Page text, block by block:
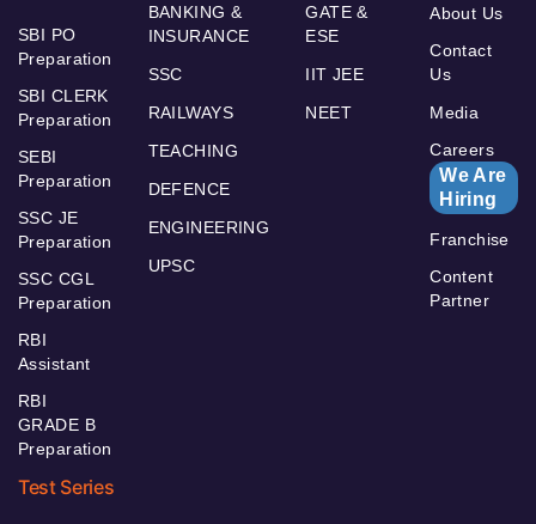
SBI PO
Preparation
SBI CLERK
Preparation
SEBI
Preparation
SSC JE
Preparation
SSC CGL
Preparation
RBI
Assistant
RBI
GRADE B
Preparation
BANKING &
INSURANCE
SSC
RAILWAYS
TEACHING
DEFENCE
ENGINEERING
UPSC
GATE &
ESE
IIT JEE
NEET
About Us
Contact
Us
Media
Careers
We Are
Hiring
Franchise
Content
Partner
Test Series